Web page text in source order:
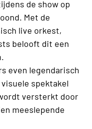
de show op
Met de
live orkest,
belooft dit een
even legendarisch
spektakel
versterkt door
meeslepende